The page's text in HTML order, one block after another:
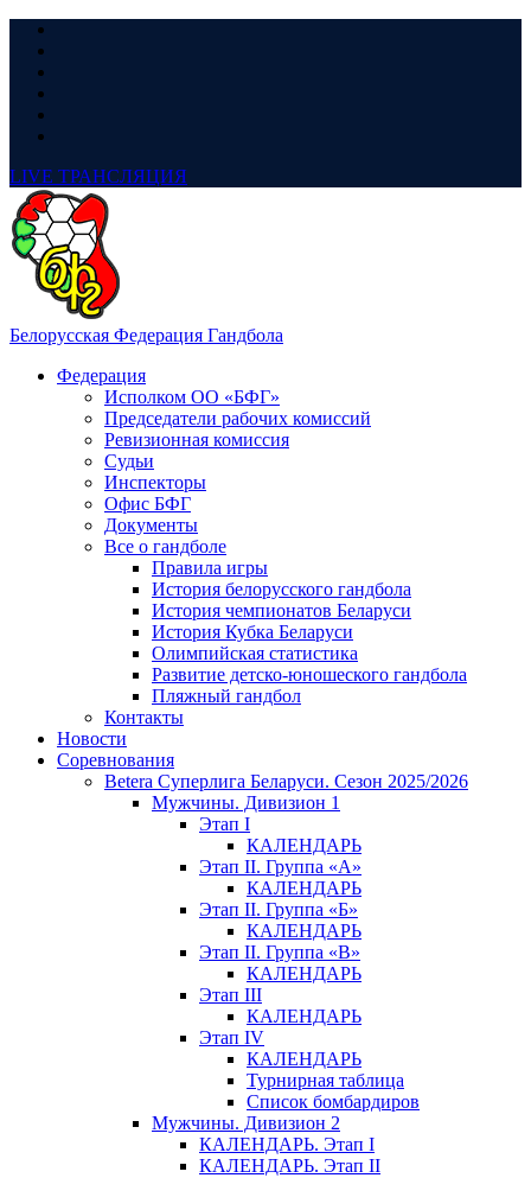
LIVE ТРАНСЛЯЦИЯ
Белорусская Федерация Гандбола
Федерация
Исполком ОО «БФГ»
Председатели рабочих комиссий
Ревизионная комиссия
Судьи
Инспекторы
Офис БФГ
Документы
Все о гандболе
Правила игры
История белорусского гандбола
История чемпионатов Беларуси
История Кубка Беларуси
Олимпийская статистика
Развитие детско-юношеского гандбола
Пляжный гандбол
Контакты
Новости
Соревнования
Betera Суперлига Беларуси. Сезон 2025/2026
Мужчины. Дивизион 1
Этап I
КАЛЕНДАРЬ
Этап II. Группа «А»
КАЛЕНДАРЬ
Этап II. Группа «Б»
КАЛЕНДАРЬ
Этап II. Группа «В»
КАЛЕНДАРЬ
Этап III
КАЛЕНДАРЬ
Этап IV
КАЛЕНДАРЬ
Турнирная таблица
Список бомбардиров
Мужчины. Дивизион 2
КАЛЕНДАРЬ. Этап I
КАЛЕНДАРЬ. Этап II